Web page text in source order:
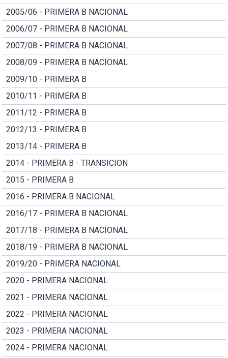
2005/06 - PRIMERA B NACIONAL
2006/07 - PRIMERA B NACIONAL
2007/08 - PRIMERA B NACIONAL
2008/09 - PRIMERA B NACIONAL
2009/10 - PRIMERA B
2010/11 - PRIMERA B
2011/12 - PRIMERA B
2012/13 - PRIMERA B
2013/14 - PRIMERA B
2014 - PRIMERA B - TRANSICION
2015 - PRIMERA B
2016 - PRIMERA B NACIONAL
2016/17 - PRIMERA B NACIONAL
2017/18 - PRIMERA B NACIONAL
2018/19 - PRIMERA B NACIONAL
2019/20 - PRIMERA NACIONAL
2020 - PRIMERA NACIONAL
2021 - PRIMERA NACIONAL
2022 - PRIMERA NACIONAL
2023 - PRIMERA NACIONAL
2024 - PRIMERA NACIONAL